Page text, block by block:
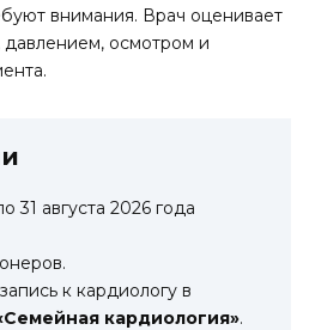
внимания. Врач оценивает
осмотром и
31 августа 2026 года
к кардиологу в
кардиология».